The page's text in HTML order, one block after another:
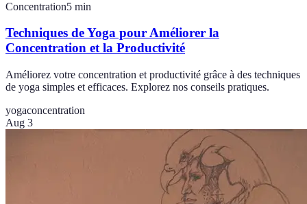
Concentration5 min
Techniques de Yoga pour Améliorer la
Concentration et la Productivité
Améliorez votre concentration et productivité grâce à des techniques
de yoga simples et efficaces. Explorez nos conseils pratiques.
yogaconcentration
Aug 3